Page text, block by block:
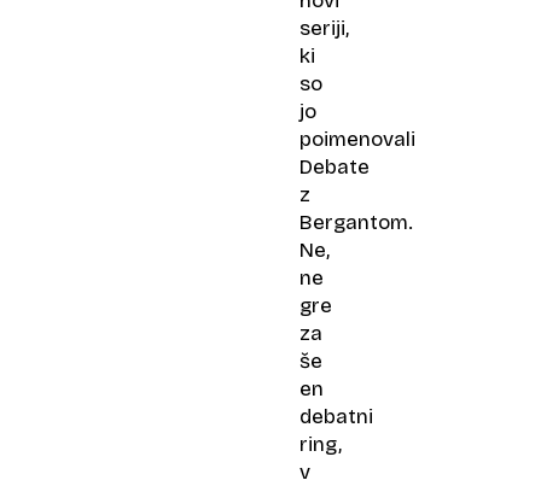
seriji,
ki
so
jo
poimenovali
Debate
z
Bergantom.
Ne,
ne
gre
za
še
en
debatni
ring,
v